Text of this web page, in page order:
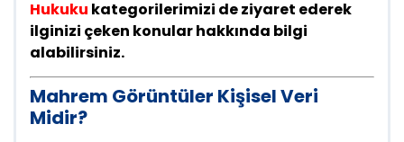
Hukuku kategorilerimizi de ziyaret ederek
ilginizi çeken konular hakkında bilgi
alabilirsiniz.
Mahrem Görüntüler Kişisel Veri
Midir?